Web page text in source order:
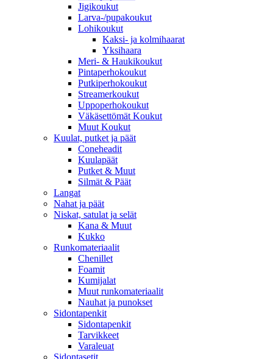
Jigikoukut
Larva-/pupakoukut
Lohikoukut
Kaksi- ja kolmihaarat
Yksihaara
Meri- & Haukikoukut
Pintaperhokoukut
Putkiperhokoukut
Streamerkoukut
Uppoperhokoukut
Väkäsettömät Koukut
Muut Koukut
Kuulat, putket ja päät
Coneheadit
Kuulapäät
Putket & Muut
Silmät & Päät
Langat
Nahat ja päät
Niskat, satulat ja selät
Kana & Muut
Kukko
Runkomateriaalit
Chenillet
Foamit
Kumijalat
Muut runkomateriaalit
Nauhat ja punokset
Sidontapenkit
Sidontapenkit
Tarvikkeet
Varaleuat
Sidontasetit